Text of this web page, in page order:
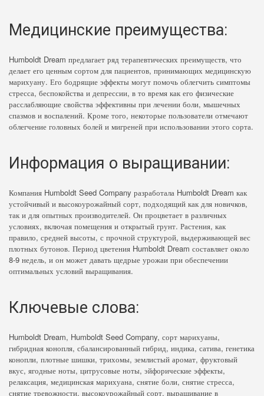
Медицинские преимущества:
Humboldt Dream предлагает ряд терапевтических преимуществ, что
делает его ценным сортом для пациентов, принимающих медицинскую
марихуану. Его бодрящие эффекты могут помочь облегчить симптомы
стресса, беспокойства и депрессии, в то время как его физические
расслабляющие свойства эффективны при лечении боли, мышечных
спазмов и воспалений. Кроме того, некоторые пользователи отмечают
облегчение головных болей и мигреней при использовании этого сорта.
Информация о выращивании:
Компания Humboldt Seed Company разработала Humboldt Dream как
устойчивый и высокоурожайный сорт, подходящий как для новичков,
так и для опытных производителей. Он процветает в различных
условиях, включая помещения и открытый грунт. Растения, как
правило, средней высоты, с прочной структурой, выдерживающей вес
плотных бутонов. Период цветения Humboldt Dream составляет около
8-9 недель, и он может давать щедрые урожаи при обеспечении
оптимальных условий выращивания.
Ключевые слова:
Humboldt Dream, Humboldt Seed Company, сорт марихуаны,
гибридная конопля, сбалансированный гибрид, индика, сатива, генетика
конопли, плотные шишки, трихомы, землистый аромат, фруктовый
вкус, ягодные ноты, цитрусовые ноты, эйфорические эффекты,
релаксация, медицинская марихуана, снятие боли, снятие стресса,
снятие тревожности, высокоурожайный сорт, выращивание в